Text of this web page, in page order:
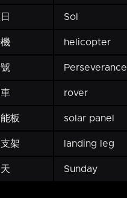
Sol
helicopter
Perseverance
rover
板 solar panel
架 landing leg
Sunday